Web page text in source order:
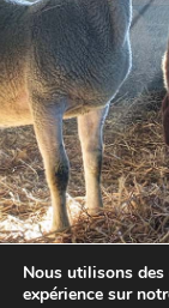
Nous utilisons
expérience sur